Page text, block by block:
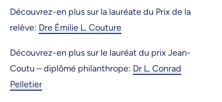
Découvrez-en plus sur la lauréate du Prix de la
relève: Dre Émilie L. Couture
Découvrez-en plus sur le lauréat du prix Jean-
Coutu – diplômé philanthrope: Dr L. Conrad
Pelletier